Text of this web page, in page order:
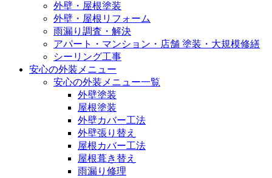
外壁・屋根塗装
外壁・屋根リフォーム
雨漏り調査・解決
アパート・マンション・店舗 塗装・大規模修繕
シーリング工事
安心の外装メニュー
安心の外装メニュー一覧
外壁塗装
屋根塗装
外壁カバー工法
外壁張り替え
屋根カバー工法
屋根葺き替え
雨漏り修理